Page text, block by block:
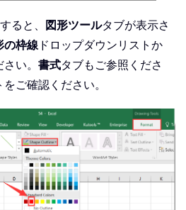
ると、 図形ツールタブが表示さ
の枠線 ドロップダウンリストか
い。 書式タブもご参照くださ
ご確認ください。